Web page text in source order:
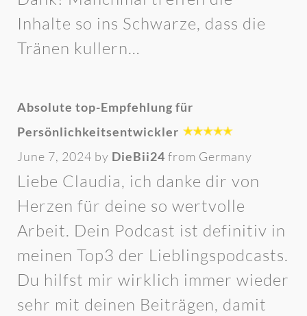
Inhalte so ins Schwarze, dass die
Tränen kullern…
Absolute top-Empfehlung für
Persönlichkeitsentwickler
June 7, 2024 by DieBii24 from Germany
Liebe Claudia, ich danke dir von
Herzen für deine so wertvolle
Arbeit. Dein Podcast ist definitiv in
meinen Top3 der Lieblingspodcasts.
Du hilfst mir wirklich immer wieder
sehr mit deinen Beiträgen, damit